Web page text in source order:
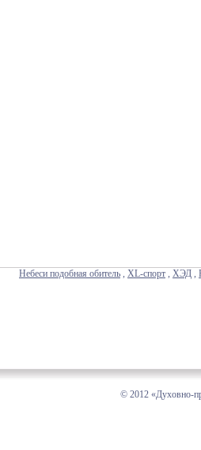
Небеси подобная обитель , XL-спорт , ХЭД ,
© 2012 «Духовно-